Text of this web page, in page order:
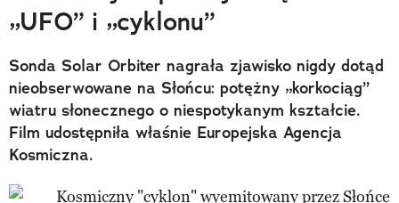
„UFO” i „cyklonu”
Sonda Solar Orbiter nagrała zjawisko nigdy dotąd
nieobserwowane na Słońcu: potężny „korkociąg”
wiatru słonecznego o niespotykanym kształcie.
Film udostępniła właśnie Europejska Agencja
Kosmiczna.